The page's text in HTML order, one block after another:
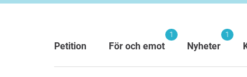
Petition För och emot
1
Nyheter
1